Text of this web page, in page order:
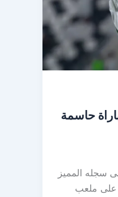
حاسمة
سجله المميز
على ملعب